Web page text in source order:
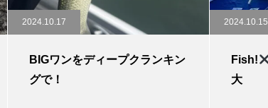
2024.10.17
BIGワンをディープクランキン
グで！
2024.10.15
Fish!
大